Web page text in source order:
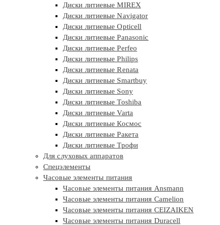
Диски литиевые MIREX
Диски литиевые Navigator
Диски литиевые Opticell
Диски литиевые Panasonic
Диски литиевые Perfeo
Диски литиевые Philips
Диски литиевые Renata
Диски литиевые Smartbuy
Диски литиевые Sony
Диски литиевые Toshiba
Диски литиевые Varta
Диски литиевые Космос
Диски литиевые Ракета
Диски литиевые Трофи
Для слуховых аппаратов
Спецэлементы
Часовые элементы питания
Часовые элементы питания Ansmann
Часовые элементы питания Camelion
Часовые элементы питания CEIZAIKEN
Часовые элементы питания Duracell